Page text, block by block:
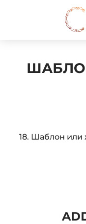
Audio
18. Шаблон или